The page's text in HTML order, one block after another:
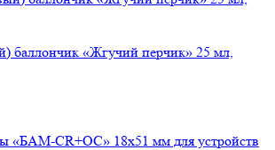
баллончик «Жгучий перчик» 25 мл,